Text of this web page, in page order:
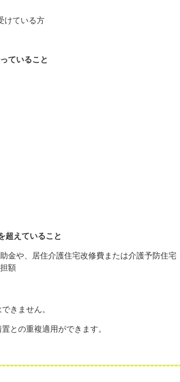
けている方
ていること
超えていること
金や、居住介護住宅改修費または介護予防住宅
額
きません。
との重複適用ができます。